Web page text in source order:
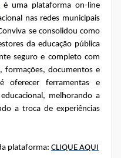
é uma plataforma on-line
nas redes municipais
se consolidou como
da educação pública
seguro e completo com
formações, documentos e
oferecer ferramentas e
melhorando a
a troca de experiências
plataforma: CLIQUE AQUI